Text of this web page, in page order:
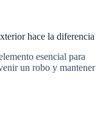
hace la diferencia
esencial para
un robo y mantener